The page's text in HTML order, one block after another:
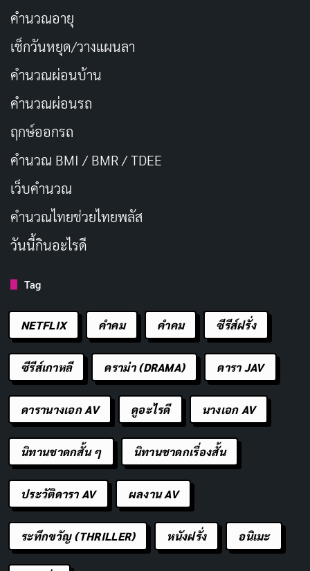
คำนวณอายุ
เช็กวันหยุด/วางแผนลา
คำนวณผ่อนบ้าน
คำนวณผ่อนรถ
ฤกษ์ออกรถ
คำนวณ BMI / BMR / TDEE
เว็บคํานวณ
คํานวณไทยช่วยไทยพลัส
วันนี้กินอะไรดี
Tag
NETFLIX คำคม คําคม ซีรีส์ฝรั่ง
ซีรีส์เกาหลี ดราม่า (DRAMA) ดารา JAV
ดารานางเอก AV ดูอะไรดี นางเอก AV
นิทานชาดกสั้น ๆ นิทานชาดกเรื่องสั้น
ประวัติดารา AV ผลงาน AV
ระทึกขวัญ (THRILLER) หนังฝรั่ง อนิเมะ